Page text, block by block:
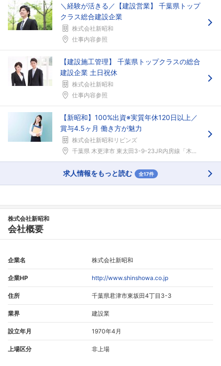
こちらの企業もフォローしませんか？
＼経験が活きる／【建設営業】 千葉県トップ
クラス総合建設企業
株式会社新昭和
仕事内容参照
【建設施工管理】 千葉県トップクラスの総合
建設企業 土日祝休
株式会社新昭和
仕事内容参照
【新昭和】100%出資※実質年休120日以上／
賞与4.5ヶ月 働き方が魅力
株式会社新昭和リビンズ
千葉県 木更津市 東太田3-9-23JR内房線「木...
求人情報をもっと読む 全17件
株式会社新昭和
会社概要
企業名 株式会社新昭和
企業HP http://www.shinshowa.co.jp
住所 千葉県君津市東坂田4丁目3-3
業界 建設業
設立年月 1970年4月
上場区分 非上場